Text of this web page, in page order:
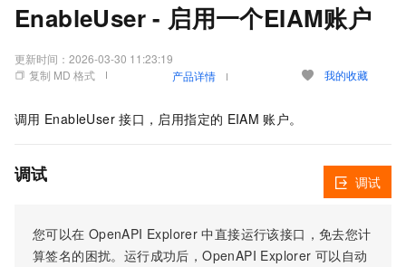
EnableUser - 启用一个EIAM账户
更新时间： 2026-03-30 11:23:19
复制 MD 格式
产品详情 我的收藏
调用 EnableUser 接口，启用指定的 EIAM 账户。
调试
您可以在 OpenAPI Explorer 中直接运行该接口，免去您计
算签名的困扰。运行成功后，OpenAPI Explorer 可以自动
调试